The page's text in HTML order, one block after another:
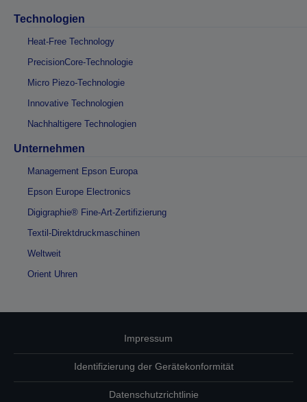
Technologien
Heat-Free Technology
PrecisionCore-Technologie
Micro Piezo-Technologie
Innovative Technologien
Nachhaltigere Technologien
Unternehmen
Management Epson Europa
Epson Europe Electronics
Digigraphie® Fine-Art-Zertifizierung
Textil-Direktdruckmaschinen
Weltweit
Orient Uhren
Impressum
Identifizierung der Gerätekonformität
Datenschutzrichtlinie